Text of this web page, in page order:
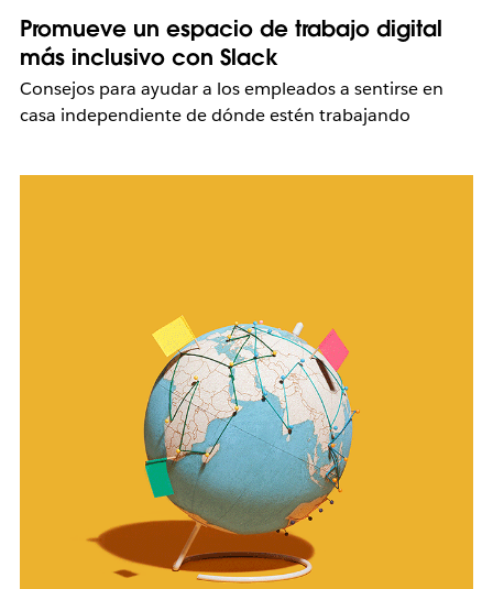
Promueve un espacio de trabajo digital
más inclusivo con Slack
Consejos para ayudar a los empleados a sentirse en
casa independiente de dónde estén trabajando